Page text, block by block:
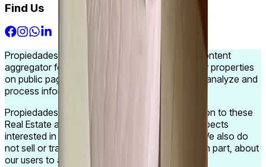
Find Us
Propiedades PA is a platform that serves as a content
aggregator for Real Estate sites that publish their properties
on public pages. We use Artificial Intelligence to analyze and
process information from these sites.
Propiedades PA does not charge any commission to these
Real Estate agencies for referring potential prospects
interested in properties listed on their website. We also do
not sell or transfer any information, in whole or in part, about
our users to any agency.